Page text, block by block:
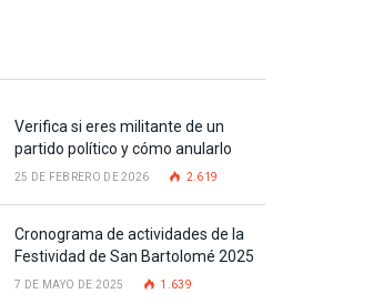
Verifica si eres militante de un
partido político y cómo anularlo
25 DE FEBRERO DE 2026 2.619
Cronograma de actividades de la
Festividad de San Bartolomé 2025
7 DE MAYO DE 2025 1.639